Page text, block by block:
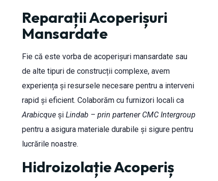
Reparații Acoperișuri
Mansardate
Fie că este vorba de acoperișuri mansardate sau
de alte tipuri de construcții complexe, avem
experiența și resursele necesare pentru a interveni
rapid și eficient. Colaborăm cu furnizori locali ca
Arabicqueși Lindab – prin partener CMC Intergroup
pentru a asigura materiale durabile și sigure pentru
lucrările noastre.
Hidroizolație Acoperiș